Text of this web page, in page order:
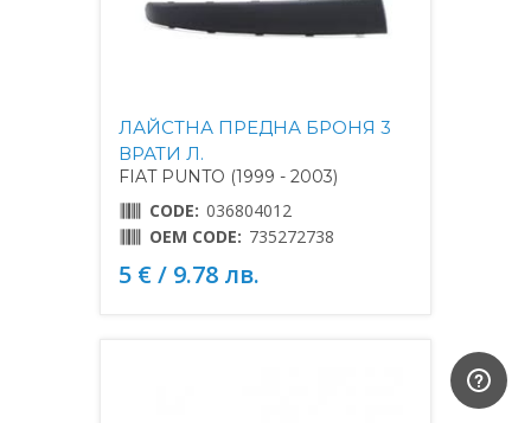
ЛАЙСТНА ПРЕДНА БРОНЯ 3
ВРАТИ Л.
FIAT PUNTO (1999 - 2003)
CODE: 036804012
OEM CODE: 735272738
5 € / 9.78 лв.